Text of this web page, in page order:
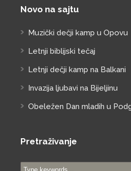
Novo na sajtu
Muzički dečji kamp u Opovu
Letnji biblijski tečaj
Letnji dečji kamp na Balkani
Invazija ljubavi na Bijeljinu
Obeležen Dan mladih u
Pretraživanje